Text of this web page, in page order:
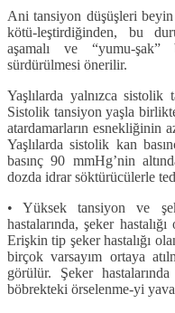
Ani tansiyon düşüşleri beyin
kötü-leştirdiğinden, bu
aşamalı ve “yumu-şak”
sürdürülmesi önerilir.
Yaşlılarda yalnızca sistolik
Sistolik tansiyon yaşla
atardamarların esnekliğinin
Yaşlılarda sistolik kan
basınç 90 mmHg’nin
dozda idrar söktürücülerle
• Yüksek tansiyon ve
hastalarında, şe­ker
Erişkin tip şeker hastalığı
birçok varsayım ortaya
görülür. Şeker
böbrekteki örselenme-yi